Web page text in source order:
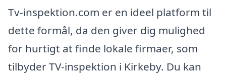
Tv-inspektion.com er en ideel platform til
dette formål, da den giver dig mulighed
for hurtigt at finde lokale firmaer, som
tilbyder TV-inspektion i Kirkeby. Du kan